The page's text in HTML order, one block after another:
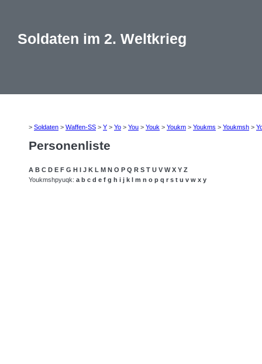
Soldaten im 2. Weltkrieg
> Soldaten > Waffen-SS > Y > Yo > You > Youk > Youkm > Youkms > Youkmsh >
Personenliste
A B C D E F G H I J K L M N O P Q R S T U V W X Y Z
Youkmshpyuqk: a b c d e f g h i j k l m n o p q r s t u v w x y